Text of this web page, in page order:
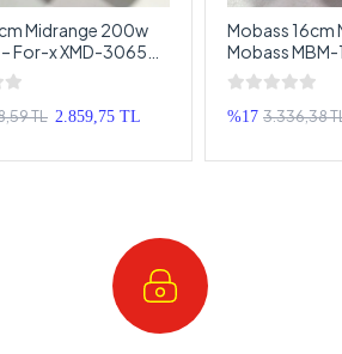
Midrange 200w
For-x XMD-3065
Hoparlör
TL 2.859,75 TL
Mobass 16cm
Mobass
150RMS
Göbek Pro
%17 3.336,38